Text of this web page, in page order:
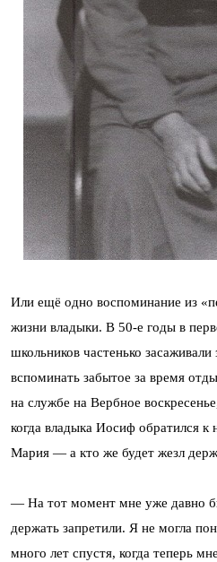
Или ещё одно воспоминание из
жизни владыки. В 50-е годы в
школьников частенько
вспоминать забытое за время
на службе на Вербное
когда владыка Иосиф обратился к
Мария — а кто же будет жезл
— На тот момент мне уже давно
держать запретили. Я не могла
много лет спустя, когда теперь